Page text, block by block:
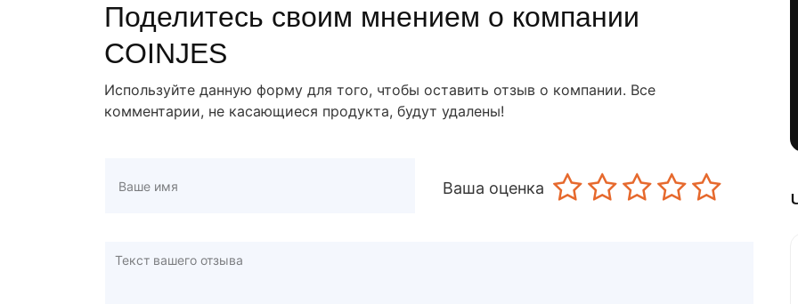
Поделитесь своим мнением о компании
COINJES
Используйте данную форму для того, чтобы оставить отзыв о компании. Все
комментарии, не касающиеся продукта, будут удалены!
Ваша оценка